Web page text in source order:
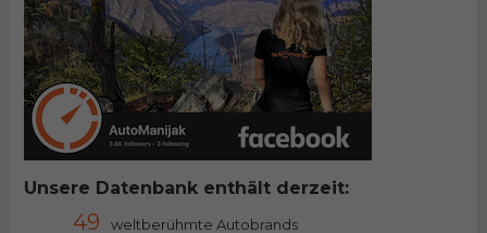
Unsere Datenbank enthält derzeit:
49 weltberühmte Autobrands